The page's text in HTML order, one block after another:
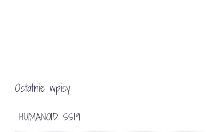
Ostatnie wpisy
HUMANOID SS19